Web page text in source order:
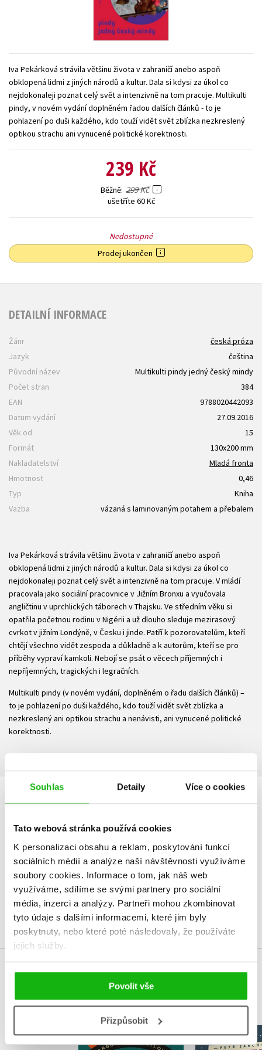
Souhlas Detaily Více o cookies
Tato webová stránka používá cookies
K personalizaci obsahu a reklam, poskytování funkcí
sociálních médií a analýze naší návštěvnosti využíváme
soubory cookies. Informace o tom, jak náš web
využíváme, sdílíme se svými partnery pro sociální
média, inzerci a analýzy. Partneři mohou zkombinovat
tyto údaje s dalšími informacemi, které jim byly
poskytnuty, nebo které poté následovaly, že používáte
jejich služby.
Povolit vše
Přizpůsobit
Zahraniční literatura
Všechny tituly
Iva Pekárková strávila většinu života v zahraničí anebo aspoň
obklopená lidmi z jiných národů a kultur. Dala si kdysi za úkol co
nejdokonaleji poznat celý svět a intenzivně na tom pracuje. Multikulti
pindy, v novém vydání doplněném řadou dalších článků - to je
pohlazení po duši každého, kdo touží vidět svět zblízka nezkreslený
optikou strachu ani vynucené politické korektnosti.
239 Kč
Běžně 299 Kč
ušetříte 60 Kč
Nedostupné
Prodej ukončen
DETAILNÍ INFORMACE
Žánr
česká próza
Jazyk
čeština
Původní název
Multikulti pindy jedný český mindy
Počet stran
384
EAN
9788020442093
Datum vydání
27.09.2016
Věk od
15
Formát
130x200 mm
Nakladatelství
Mladá fronta
Hmotnost
0,46
Typ
Kniha
Vazba
vázaná s laminovaným potahem a přebalem
Iva Pekárková strávila většinu života v zahraničí anebo aspoň
obklopená lidmi z jiných národů a kultur. Dala si kdysi za úkol co
nejdokonaleji poznat celý svět a intenzivně na tom pracuje. V mládí
pracovala jako sociální pracovnice v Jižním Bronxu a vyučovala
angličtinu v uprchlických táborech v Thajsku. Ve středním věku si
opatřila početnou rodinu v Nigérii a už dlouho sleduje mezirasový
cvrkot v jižním Londýně, v Česku i jinde. Patří k pozorovatelům, kteří
chtějí všechno vidět zespoda a důkladně a k autorům, kteří se pro
příběhy vypraví kamkoli. Nebojí se psát o věcech příjemných i
nepříjemných, tragických i legračních.
Multikulti pindy (v novém vydání, doplněném o řadu dalších článků) –
to je pohlazení po duši každého, kdo touží vidět svět zblízka a
nezkreslený ani optikou strachu a nenávisti, ani vynucené politické
korektnosti.
HODNOCENÍ ČTENÁŘŮ
V současné době nejsou vytvořena žádná uživatelská hodnocení.
Vaše hodnocení
Uživatelskou recenzi mohou vkládat pouze registrovaní uživatelé
Přihlásit
MOHLO BY VÁS TAKÉ ZAJÍMAT